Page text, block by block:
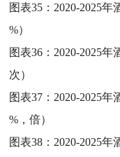
图表35： 2020-2025年
%）
图表36： 2020-2025年
次）
图表37： 2020-2025年
%，倍）
图表38： 2020-2025年